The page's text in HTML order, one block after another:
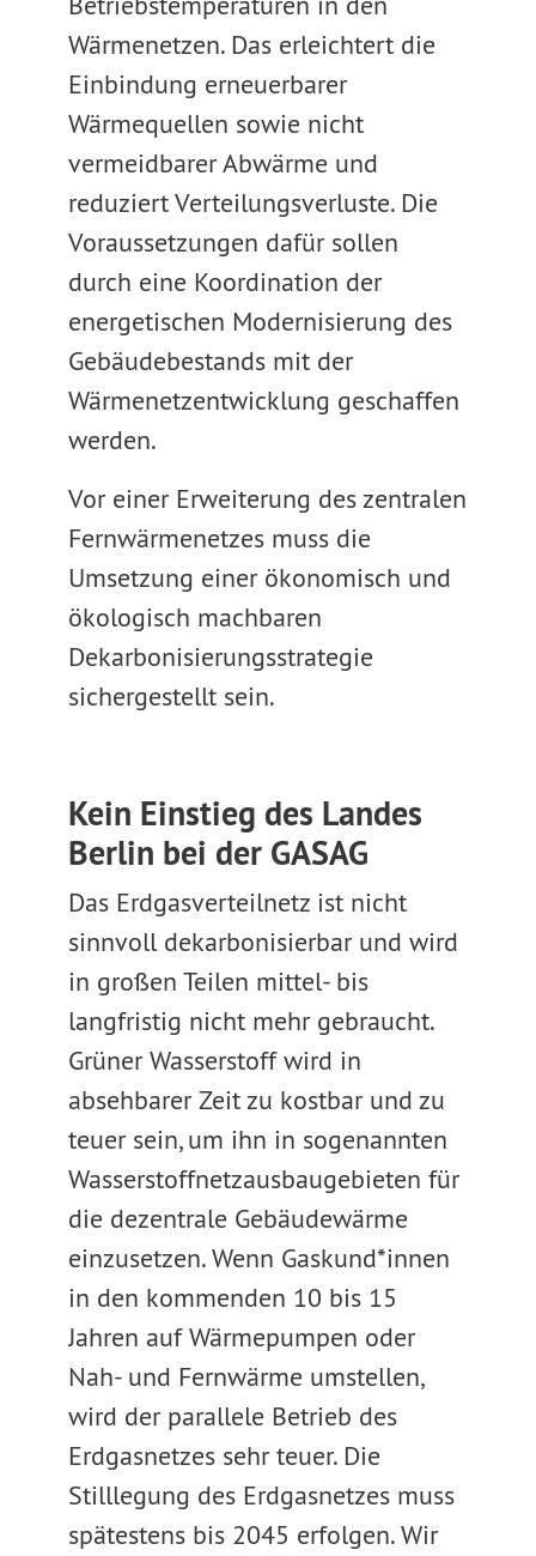
Wärmenetzen. Das erleichtert die
Einbindung erneuerbarer
Wärmequellen sowie nicht
vermeidbarer Abwärme und
reduziert Verteilungsverluste. Die
Voraussetzungen dafür sollen
durch eine Koordination der
energetischen Modernisierung des
Gebäudebestands mit der
Wärmenetzentwicklung geschaffen
werden.
Vor einer Erweiterung des zentralen
Fernwärmenetzes muss die
Umsetzung einer ökonomisch und
ökologisch machbaren
Dekarbonisierungsstrategie
sichergestellt sein.
Kein Einstieg des Landes
Berlin bei der GASAG
Das Erdgasverteilnetz ist nicht
sinnvoll dekarbonisierbar und wird
in großen Teilen mittel- bis
langfristig nicht mehr gebraucht.
Grüner Wasserstoff wird in
absehbarer Zeit zu kostbar und zu
teuer sein, um ihn in sogenannten
Wasserstoffnetzausbaugebieten für
die dezentrale Gebäudewärme
einzusetzen. Wenn Gaskund*innen
in den kommenden 10 bis 15
Jahren auf Wärmepumpen oder
Nah- und Fernwärme umstellen,
wird der parallele Betrieb des
Erdgasnetzes sehr teuer. Die
Stilllegung des Erdgasnetzes muss
spätestens bis 2045 erfolgen. Wir